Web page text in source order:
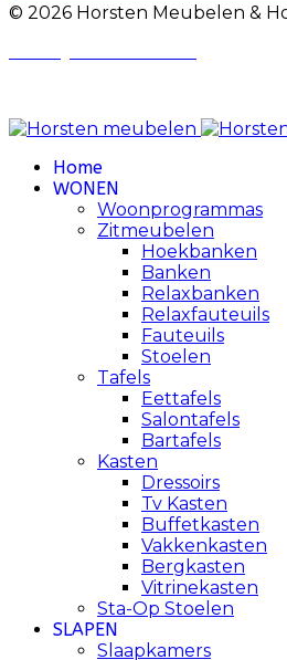
© 2026 Horsten Meubelen &
Home
WONEN
Woonprogrammas
Zitmeubelen
Hoekbanken
Banken
Relaxbanken
Relaxfauteuils
Fauteuils
Stoelen
Tafels
Eettafels
Salontafels
Bartafels
Kasten
Dressoirs
Tv Kasten
Buffetkasten
Vakkenkasten
Bergkasten
Vitrinekasten
Sta-Op Stoelen
SLAPEN
Slaapkamers